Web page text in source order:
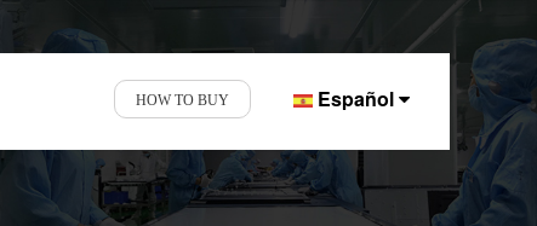
Español
HOW TO BUY
y pantallas